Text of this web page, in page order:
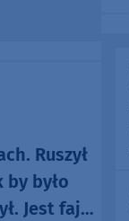
Ruszył
było
Jest fajna